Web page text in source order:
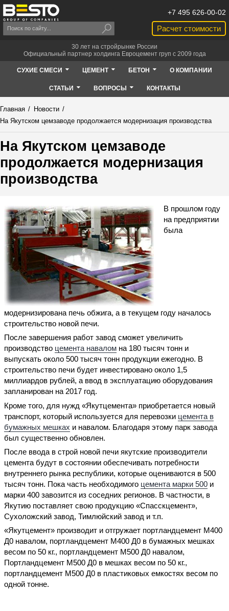
Расчет стоимости
+7 495 626-00-02
30 лет на стройрынке России
Официальный партнер холдинга Евроцемент груп с 2009 года
СУХИЕ СМЕСИ ЦЕМЕНТ БЕТОН О КОМПАНИИ
СТАТЬИ ВОПРОСЫ КОНТАКТЫ
Главная / Новости /
На Якутском цемзаводе продолжается модернизация производства
На Якутском цемзаводе
продолжается модернизация
производства
В прошлом году
на предприятии
была
модернизирована печь обжига, а в текущем году началось
строительство новой печи.
После завершения работ завод сможет увеличить
производство цемента навалом на 180 тысяч тонн и
выпускать около 500 тысяч тонн продукции ежегодно. В
строительство печи будет инвестировано около 1,5
миллиардов рублей, а ввод в эксплуатацию оборудования
запланирован на 2017 год.
Кроме того, для нужд «Якутцемента» приобретается новый
транспорт, который используется для перевозки цемента в
бумажных мешках и навалом. Благодаря этому парк завода
был существенно обновлен.
После ввода в строй новой печи якутские производители
цемента будут в состоянии обеспечивать потребности
внутреннего рынка республики, которые оцениваются в 500
тысяч тонн. Пока часть необходимого цемента марки 500 и
марки 400 завозится из соседних регионов. В частности, в
Якутию поставляет свою продукцию «Спасскцемент»,
Сухоложский завод, Тимлюйский завод и т.п.
«Якутцемент» производит и отгружает портландцемент М400
Д0 навалом, портландцемент М400 Д0 в бумажных мешках
весом по 50 кг., портландцемент М500 Д0 навалом,
Портландцемент М500 Д0 в мешках весом по 50 кг.,
портландцемент М500 Д0 в пластиковых емкостях весом по
одной тонне.